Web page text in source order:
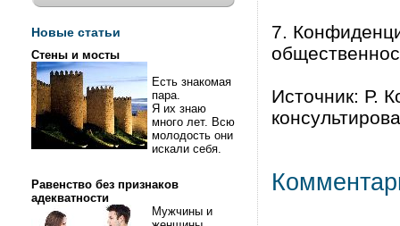
Новые статьи
Стены и мосты
Есть знакомая
пара.
Я их знаю
много лет. Всю
молодость они
искали себя.
Равенство без признаков
адекватности
Мужчины и
7.
Источник: Р.